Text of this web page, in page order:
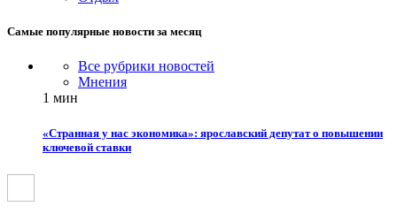
Самые популярные новости за месяц
Все рубрики новостей
Мнения
1 мин
«Странная у нас экономика»: ярославский депутат о повышении
ключевой ставки